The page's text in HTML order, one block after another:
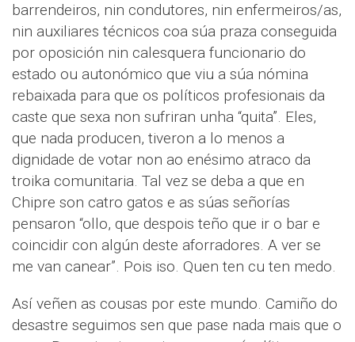
barrendeiros, nin condutores, nin enfermeiros/as,
nin auxiliares técnicos coa súa praza conseguida
por oposición nin calesquera funcionario do
estado ou autonómico que viu a súa nómina
rebaixada para que os políticos profesionais da
caste que sexa non sufriran unha “quita”. Eles,
que nada producen, tiveron a lo menos a
dignidade de votar non ao enésimo atraco da
troika comunitaria. Tal vez se deba a que en
Chipre son catro gatos e as súas señorías
pensaron “ollo, que despois teño que ir o bar e
coincidir con algún deste aforradores. A ver se
me van canear”. Pois iso. Quen ten cu ten medo.
Así veñen as cousas por este mundo. Camiño do
desastre seguimos sen que pase nada mais que o